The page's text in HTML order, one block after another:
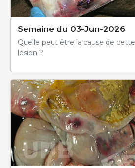
Semaine du 03-Jun-2026
Quelle peut être la cause de cette
lésion ?